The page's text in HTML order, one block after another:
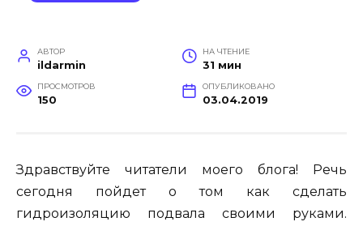
АВТОР
ildarmin
НА ЧТЕНИЕ
31 мин
ПРОСМОТРОВ
150
ОПУБЛИКОВАНО
03.04.2019
Здравствуйте читатели моего блога! Речь
сегодня пойдет о том как сделать
гидроизоляцию подвала своими руками.